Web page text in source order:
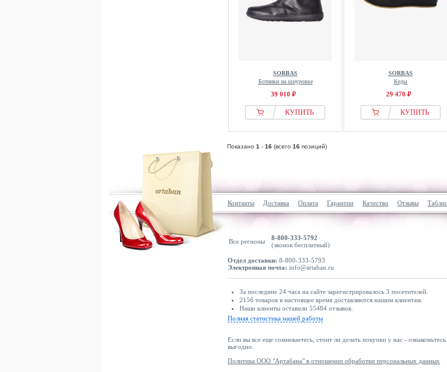
SORBAS
Ботинки на шнуровке
39 010 ₽
КУПИТЬ
SORBAS
Кеды
29 470 ₽
КУПИТЬ
Показано 1 - 16 (всего 16 позиций)
Контакты Доставка Оплата Гарантии Качество Отзывы
Все регионы
8-800-333-5792
(звонок бесплатный)
Отдел доставки: 8-800-333-5793
Электронная почта: info@artaban.ru
За последние 24 часа на сайте зарегистрировалось 3 посетителей.
2156 товаров в настоящее время доставляются нашим клиентам.
Наши клиенты оставили 55484 отзывов.
Полная статистика нашей работы
Если вы все еще сомневаетесь, стоит ли делать покупки у нас - ознакомьтесь
выгодно.
Политика ООО "Артабана" в отношении обработки персональных данных